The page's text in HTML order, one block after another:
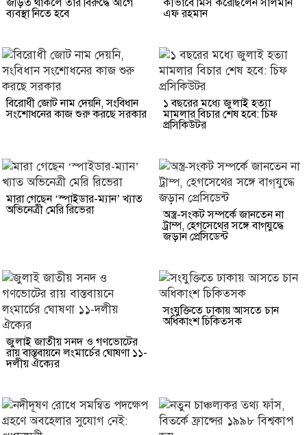
জড়িত থাকলে তার বিরুদ্ধে আগে
ব্যবস্থা নিতে হবে
কীভাবে মিস করেছিলেন সালমান
এফ রহমান
বিরোধী জোট নাম দেয়নি, সংবিধান
সংশোধনের কাজ শুরু করছে সরকার
১ বছরের মধ্যে জুলাই হত্যা
মামলার বিচার শেষ হবে: চিফ
প্রসিকিউটর
মারা গেছেন ‘স্পাইডার-ম্যান’ খ্যাত
অভিনেত্রী মেরি রিভেরা
অস্ত্র-সংকট সম্পর্কে জানতেন না
ট্রাম্প, হেগসেথের সঙ্গে বাগ্‌যুদ্ধে
জড়ান প্রেসিডেন্ট
জুলাই জাতীয় সনদ ও গণভোটের
রায় বাস্তবায়নে লংমার্চের ঘোষণা ১১-
দলীয় ঐক্যের
সংযুক্তিতে ঢাকায় আসতে চান
অধিকাংশ চিকিত্সক